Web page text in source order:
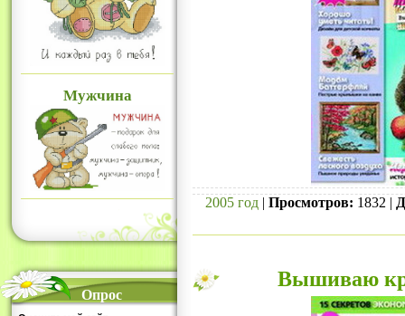
Мужчина
Опрос
2005 год| Просмотров: 1832 |
Вышиваю